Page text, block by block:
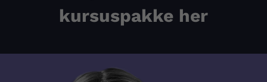
kursuspakke her